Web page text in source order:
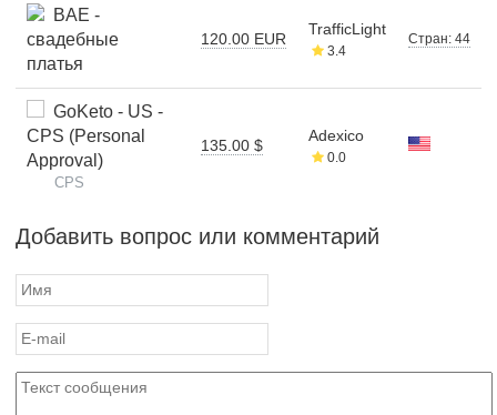
BAE -
свадебные
платья
120.00 EUR
TrafficLight
3.4
Стран: 44
GoKeto - US -
CPS (Personal
Approval)
CPS
135.00 $
Adexico
0.0
Добавить вопрос или комментарий